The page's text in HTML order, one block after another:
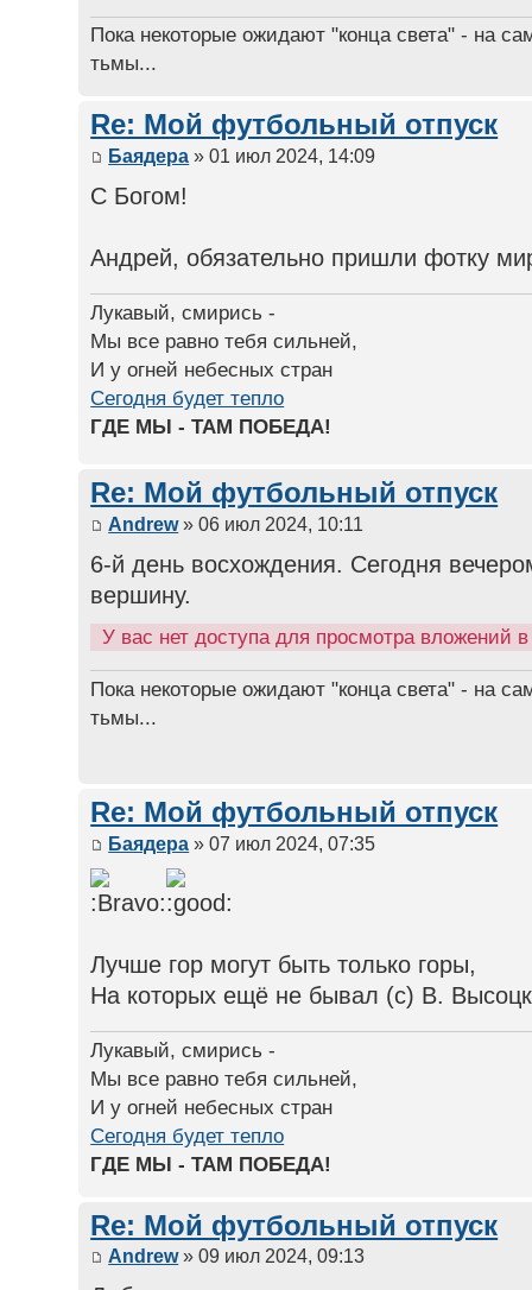
Пока некоторые ожидают "конца света" - на
тьмы...
Re: Мой футбольный отпуск
Баядера » 01 июл 2024, 14:09
С Богом!
Андрей, обязательно пришли фотку
Лукавый, смирись -
Мы все равно тебя сильней,
И у огней небесных стран
Сегодня будет тепло
ГДЕ МЫ - ТАМ ПОБЕДА!
Re: Мой футбольный отпуск
Andrew» 06 июл 2024, 10:11
6-й день восхождения. Сегодня
вершину.
У вас нет доступа для просмотра вложений
Пока некоторые ожидают "конца света" - на
тьмы...
Re: Мой футбольный отпуск
Баядера » 07 июл 2024, 07:35
Лучше гор могут быть только горы,
На которых ещё не бывал (с) В.
Лукавый, смирись -
Мы все равно тебя сильней,
И у огней небесных стран
Сегодня будет тепло
ГДЕ МЫ - ТАМ ПОБЕДА!
Re: Мой футбольный отпуск
Andrew» 09 июл 2024, 09:13